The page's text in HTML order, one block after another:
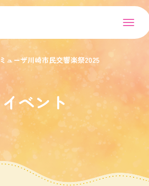
ミューザ川崎市民交響楽祭2025
イベント